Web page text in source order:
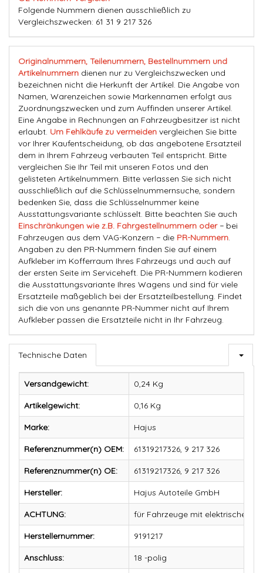
Folgende Nummern dienen ausschließlich zu
Vergleichszwecken: 61 31 9 217 326
Originalnummern, Teilenummern, Bestellnummern und
Artikelnummern dienen nur zu Vergleichszwecken und
bezeichnen nicht die Herkunft der Artikel. Die Angabe von
Namen, Warenzeichen sowie Markennamen erfolgt aus
Zuordnungszwecken und zum Auffinden unserer Artikel.
Eine Angabe in Rechnungen an Fahrzeugbesitzer ist nicht
erlaubt. Um Fehlkäufe zu vermeiden vergleichen Sie bitte
vor Ihrer Kaufentscheidung, ob das angebotene Ersatzteil
dem in Ihrem Fahrzeug verbauten Teil entspricht. Bitte
vergleichen Sie Ihr Teil mit unseren Fotos und den
gelisteten Artikelnummern. Bitte verlassen Sie sich nicht
ausschließlich auf die Schlüsselnummernsuche, sondern
bedenken Sie, dass die Schlüsselnummer keine
Ausstattungsvariante schlüsselt. Bitte beachten Sie auch
Einschränkungen wie z.B. Fahrgestellnummern oder− bei
Fahrzeugen aus dem VAG-Konzern − die PR-Nummern
Angaben zu den PR-Nummern finden Sie auf einem
Aufkleber im Kofferraum Ihres Fahrzeugs und auch auf
der ersten Seite im Serviceheft. Die PR-Nummern kodieren
die Ausstattungsvariante Ihres Wagens und sind für viele
Ersatzteile maßgeblich bei der Ersatzteilbestellung. Findet
sich die von uns genannte PR-Nummer nicht auf Ihrem
Aufkleber passen die Ersatzteile nicht in Ihr Fahrzeug.
Technische Daten
Versandgewicht: 0,24 Kg
Artikelgewicht: 0,16 Kg
Marke: Hajus
Referenznummer(n) OEM: 61319217326, 9 217 326
Referenznummer(n) OE: 61319217326, 9 217 326
Hersteller: Hajus Autoteile GmbH
ACHTUNG: für Fahrzeuge mit elektrischen
Herstellernummer: 9191217
Anschluss: 18 -polig